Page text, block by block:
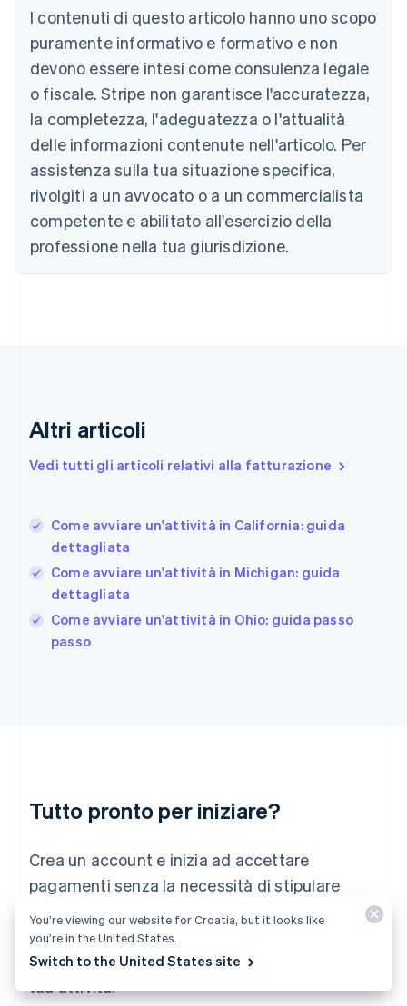
I contenuti di questo articolo hanno uno scopo
puramente informativo e formativo e non
devono essere intesi come consulenza legale
o fiscale. Stripe non garantisce l'accuratezza,
la completezza, l'adeguatezza o l'attualità
delle informazioni contenute nell'articolo. Per
assistenza sulla tua situazione specifica,
rivolgiti a un avvocato o a un commercialista
competente e abilitato all'esercizio della
professione nella tua giurisdizione.
Altri articoli
Vedi tutti gli articoli relativi alla fatturazione
Come avviare un'attività in California: guida
dettagliata
Come avviare un'attività in Michigan: guida
dettagliata
Come avviare un'attività in Ohio: guida passo
passo
Tutto pronto per iniziare?
Crea un account e inizia ad accettare
pagamenti senza la necessità di stipulare
bancarie. In alternativa, contattaci per
progettare un pacchetto personalizzato per la
tua attività.
Austria
Deutsch English
Belgio
NederlandsFrançaisDeutschEnglish
PortuguêsEnglish
Bulgaria
English
Canada
English Français
Cina continentale
Cipro
English
EnglishSvenska
FrançaisEnglish
Giappone
日本語English
English
Grecia
English
India
Lituania
Lussemburgo
Deutsch English
Malaysia
English
Malta
Messico
You’re viewing our website for Croatia, but it looks like
you’re in the United States.
Switch to the United States site